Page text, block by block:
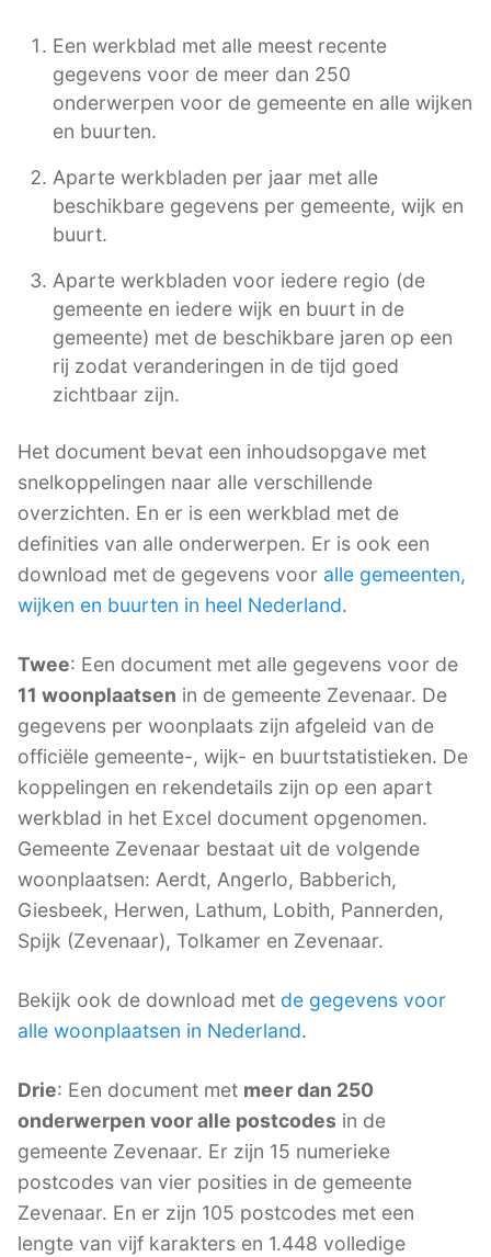
Een werkblad met alle meest recente
gegevens voor de meer dan 250
onderwerpen voor de gemeente en alle wijken
en buurten.
Aparte werkbladen per jaar met alle
beschikbare gegevens per gemeente, wijk en
buurt.
Aparte werkbladen voor iedere regio (de
gemeente en iedere wijk en buurt in de
gemeente) met de beschikbare jaren op een
rij zodat veranderingen in de tijd goed
zichtbaar zijn.
Het document bevat een inhoudsopgave met
snelkoppelingen naar alle verschillende
overzichten. En er is een werkblad met de
definities van alle onderwerpen. Er is ook een
download met de gegevens voor alle gemeenten,
wijken en buurten in heel Nederland.
Twee: Een document met alle gegevens voor de
11 woonplaatsen in de gemeente Zevenaar. De
gegevens per woonplaats zijn afgeleid van de
officiële gemeente-, wijk- en buurtstatistieken. De
koppelingen en rekendetails zijn op een apart
werkblad in het Excel document opgenomen.
Gemeente Zevenaar bestaat uit de volgende
woonplaatsen: Aerdt, Angerlo, Babberich,
Giesbeek, Herwen, Lathum, Lobith, Pannerden,
Spijk (Zevenaar), Tolkamer en Zevenaar.
Bekijk ook de download met de gegevens voor
alle woonplaatsen in Nederland.
Drie: Een document met meer dan 250
onderwerpen voor alle postcodes in de
gemeente Zevenaar. Er zijn 15 numerieke
postcodes van vier posities in de gemeente
Zevenaar. En er zijn 105 postcodes met een
lengte van vijf karakters en 1.448 volledige